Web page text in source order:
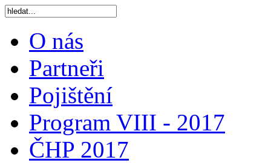
O nás
Partneři
Pojištění
Program VIII - 2017
ČHP 2017